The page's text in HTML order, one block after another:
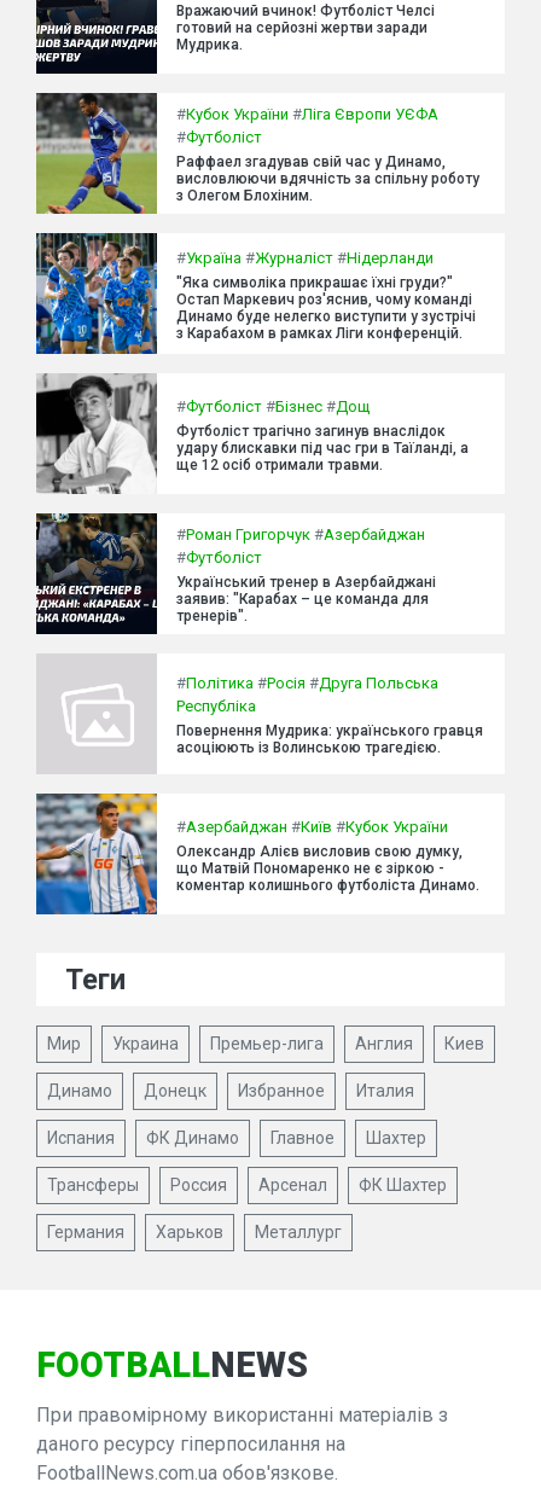
Вражаючий вчинок! Футболіст Челсі
готовий на серйозні жертви заради
Мудрика.
#Кубок України #Ліга Європи УЄФА
#Футболіст
Раффаел згадував свій час у Динамо,
висловлюючи вдячність за спільну роботу
з Олегом Блохіним.
#Україна #Журналіст #Нідерланди
"Яка символіка прикрашає їхні груди?"
Остап Маркевич роз'яснив, чому команді
Динамо буде нелегко виступити у зустрічі
з Карабахом в рамках Ліги конференцій.
#Футболіст #Бізнес #Дощ
Футболіст трагічно загинув внаслідок
удару блискавки під час гри в Таїланді, а
ще 12 осіб отримали травми.
#Роман Григорчук #Азербайджан
#Футболіст
Український тренер в Азербайджані
заявив: "Карабах – це команда для
тренерів".
#Політика #Росія #Друга Польська
Республіка
Повернення Мудрика: українського гравця
асоціюють із Волинською трагедією.
#Азербайджан #Київ #Кубок України
Олександр Алієв висловив свою думку,
що Матвій Пономаренко не є зіркою -
коментар колишнього футболіста Динамо.
Теги
Мир Украина Премьер-лига Англия Киев
Динамо Донецк Избранное Италия
Испания ФК Динамо Главное Шахтер
Трансферы Россия Арсенал ФК Шахтер
Германия Харьков Металлург
FOOTBALLNEWS
При правомірному використанні матеріалів з
даного ресурсу гіперпосилання на
FootballNews.com.ua обов'язкове.